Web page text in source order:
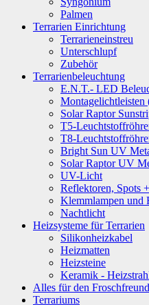
Palmen
Terrarien Einrichtung
Terrarieneinstreu
Unterschlupf
Zubehör
Terrarienbeleuchtung
E.N.T.- LED
Montagelichtleisten
Solar Raptor
T5-
T8-
Bright Sun UV
Solar Raptor UV
UV-Licht
Reflektoren, Spots
Klemmlampen und
Nachtlicht
Heizsysteme für Terrarien
Silikonheizkabel
Heizmatten
Heizsteine
Keramik -
Alles für den Froschfreund
Terrariums